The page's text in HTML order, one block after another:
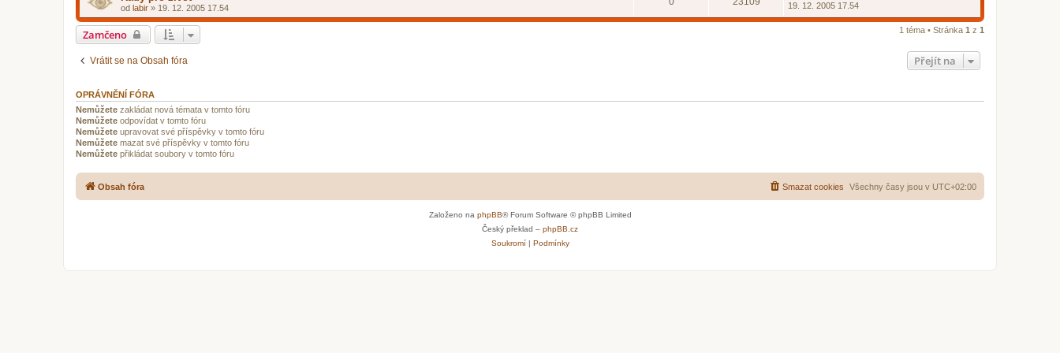
od labir » 19. 12. 2005 17.54
19. 12. 2005 17.54
Zamčeno 1 téma • Stránka 1 z 1
Vrátit se na Obsah fóra Přejít na
OPRÁVNĚNÍ FÓRA
Nemůžete zakládat nová témata v tomto fóru
Nemůžete odpovídat v tomto fóru
Nemůžete upravovat své příspěvky v tomto fóru
Nemůžete mazat své příspěvky v tomto fóru
Nemůžete přikládat soubory v tomto fóru
Obsah fóra Všechny časy jsou v UTC+02:00
Smazat cookies
Založeno na phpBB® Forum Software © phpBB Limited
Český překlad – phpBB.cz
Soukromí| Podmínky